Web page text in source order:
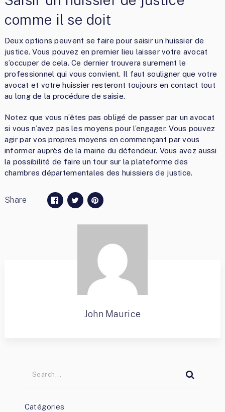
comme il se doit
Deux options peuvent se faire pour saisir un huissier de
justice. Vous pouvez en premier lieu laisser votre avocat
s’occuper de cela. Ce dernier trouvera surement le
professionnel qui vous convient. Il faut souligner que votre
avocat et votre huissier resteront toujours en contact tout
au long de la procédure de saisie.
Notez que vous n’êtes pas obligé de passer par un avocat
si vous n’avez pas les moyens pour l’engager. Vous pouvez
agir par vos propres moyens en commençant par vous
informer auprès de la mairie du défendeur. Vous avez aussi
la possibilité de faire un tour sur la plateforme des
chambres départementales des huissiers de justice.
Share
John Maurice
Catégories